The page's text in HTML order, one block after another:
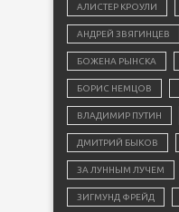
АЛИСТЕР КРОУЛИ
АНДРЕЙ ЗВЯГИНЦЕВ
БОЖЕНА РЫНСКА
БОРИС НЕМЦОВ
ВЛАДИМИР ПУТИН
ДМИТРИЙ БЫКОВ
ЗА ЛУННЫМ ЛУЧЕМ
ЗИГМУНД ФРЕЙД